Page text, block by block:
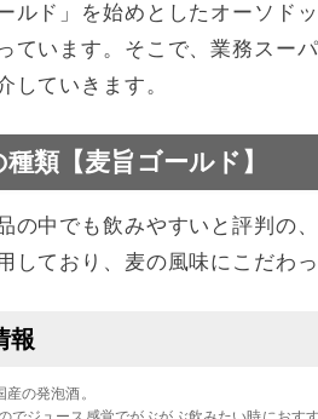
ルド」を始めとしたオーソド
ています。そこで、業務スー
していきます。
類【麦旨ゴールド】
の中でも飲みやすいと評判の
ており、麦の風味にこだわっ
報
の発泡酒。